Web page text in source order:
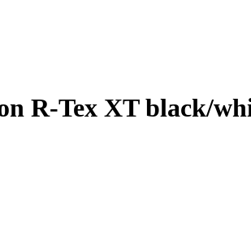
R-Tex XT black/